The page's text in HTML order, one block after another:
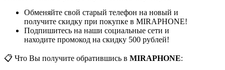
Обменяйте свой старый телефон на новый и
получите скидку при покупке в MIRAPHONE!
Подпишитесь на наши социальные сети и
находите промокод на скидку 500 рублей!
📋 Что Вы получите обратившись в MIRAPHONE: